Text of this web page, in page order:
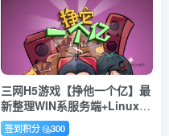
三网H5游戏【挣他一个亿】最
新整理WIN系服务端+Linux手
工服务端+详细搭建教程
签到积分 300